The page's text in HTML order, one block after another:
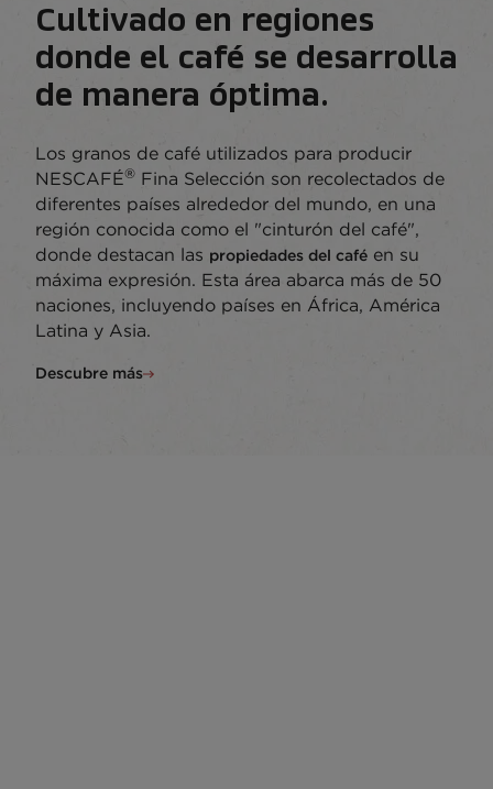
Cultivado en regiones
donde el café se desarrolla
de manera óptima.
Los granos de café utilizados para producir
NESCAFÉ® Fina Selección son recolectados de
diferentes países alrededor del mundo, en una
región conocida como el "cinturón del café",
donde destacan las propiedades del café en su
máxima expresión. Esta área abarca más de 50
naciones, incluyendo países en África, América
Latina y Asia.
Descubre más